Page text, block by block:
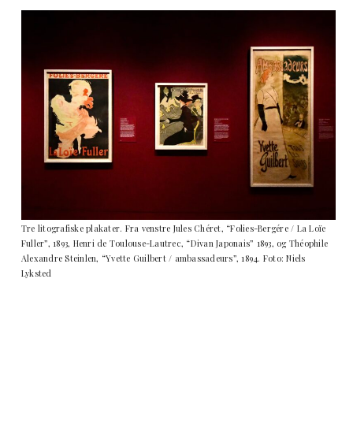
Tre litografiske plakater. Fra venstre Jules Chéret, “Folies-Bergére / La Loïe
Fuller”, 1893, Henri de Toulouse-Lautrec, “Divan Japonais” 1893, og Théophile
Alexandre Steinlen, “Yvette Guilbert / ambassadeurs”, 1894. Foto: Niels
Lyksted